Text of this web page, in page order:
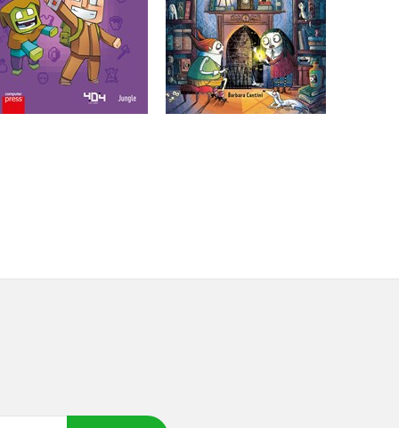
Do košíka
9,17 €
Do košíka
6,79 €